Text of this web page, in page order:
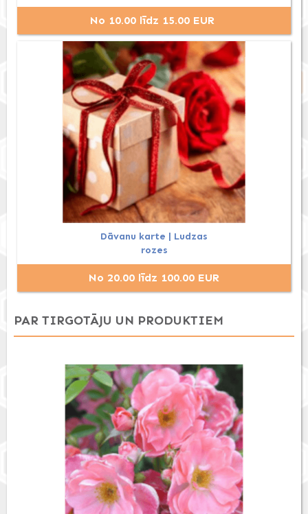
No 10.00 līdz 15.00 EUR
Dāvanu karte | Ludzas
rozes
No 20.00 līdz 100.00 EUR
PAR TIRGOTĀJU UN PRODUKTIEM